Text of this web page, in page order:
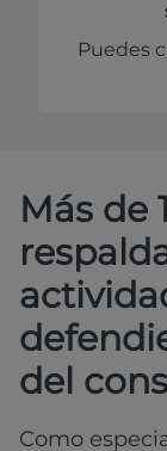
Puedes
Más de
del
Como